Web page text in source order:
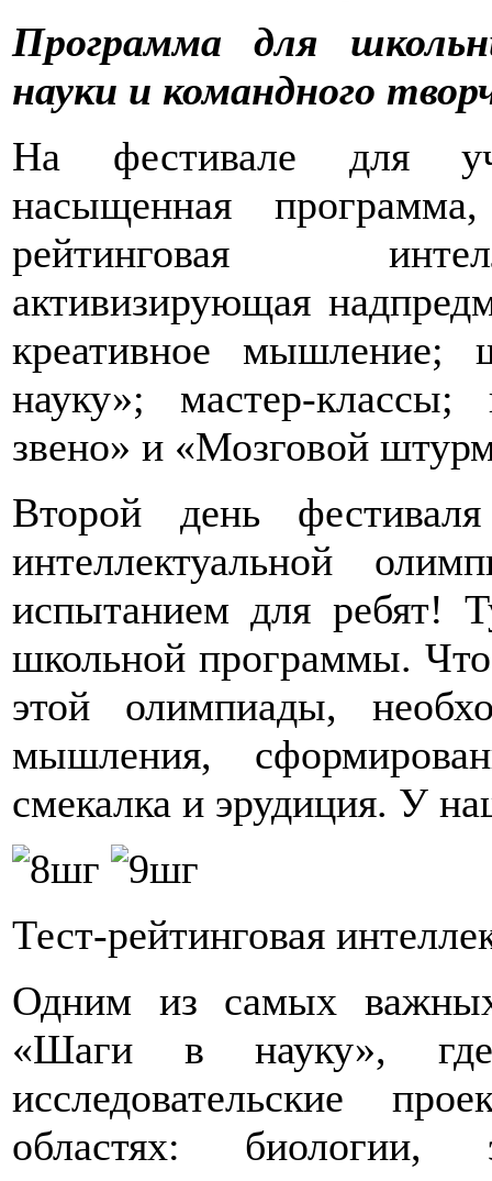
Программа для
науки и командного
На фестивале для
насыщенная
рейтинговая
активизирующая
креативное мышление;
науку»; мастер-
звено» и «Мозговой
Второй день
интеллектуальной
испытанием для ребят!
школьной программы.
этой олимпиады,
мышления,
смекалка и эрудиция. У
Тест-рейтинговая
Одним из самых
«Шаги в науку», где
исследовательские
областях: биологии,